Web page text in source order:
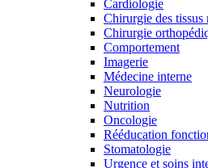
Cardiologie
Chirurgie des tissus
Chirurgie
Comportement
Imagerie
Médecine interne
Neurologie
Nutrition
Oncologie
Rééducation
Stomatologie
Urgence et soins